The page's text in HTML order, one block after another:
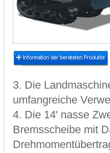
3. Die
umfangreiche
4. Die 14' nasse
Bremsscheibe mit